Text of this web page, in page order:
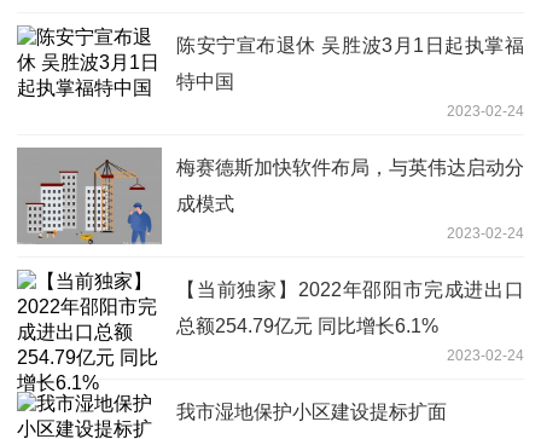
陈安宁宣布退休 吴胜波3月1日起执掌福
特中国
2023-02-24
梅赛德斯加快软件布局，与英伟达启动分
成模式
2023-02-24
【当前独家】2022年邵阳市完成进出口
总额254.79亿元 同比增长6.1%
2023-02-24
我市湿地保护小区建设提标扩面